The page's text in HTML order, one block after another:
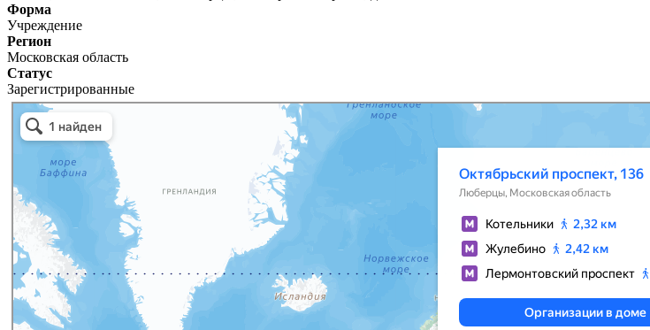
Форма
Учреждение
Регион
Московская область
Статус
Зарегистрированные